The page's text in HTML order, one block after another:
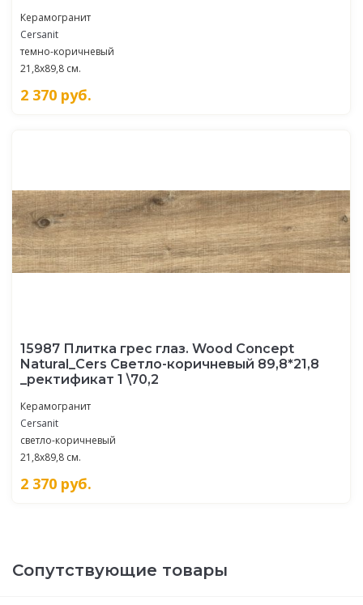
Керамогранит
Cersanit
темно-коричневый
21,8x89,8 см.
2 370 руб.
15987 Плитка грес глаз. Wood Concept
Natural_Cers Светло-коричневый 89,8*21,8
_ректификат 1 \70,2
Керамогранит
Cersanit
светло-коричневый
21,8x89,8 см.
2 370 руб.
Сопутствующие товары